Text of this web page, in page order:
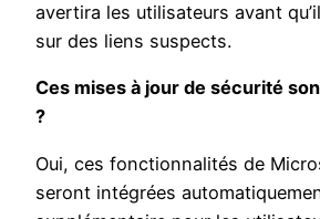
avertira les utilisateurs avant
sur des liens suspects.
Ces mises à jour de sécurité
?
Oui, ces fonctionnalités de
seront intégrées